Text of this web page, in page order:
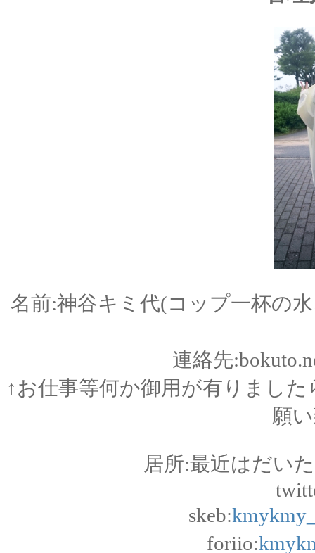
名前:神谷キミ代(コップ一杯の
連絡先
↑お仕事等何か御用が有りまし
願
居所:最近はだい
skeb:
foriio: